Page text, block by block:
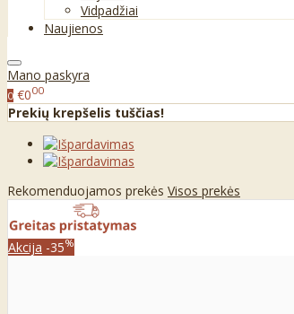
Vidpadžiai
Naujienos
Mano paskyra
0 €000
Prekių krepšelis tuščias!
Rekomenduojamos prekės Visos prekės
Akcija -35%